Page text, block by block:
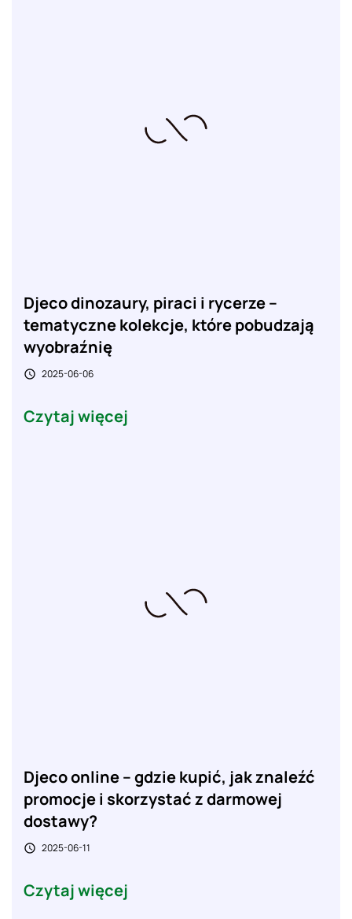
Djeco dinozaury, piraci i rycerze –
tematyczne kolekcje, które pobudzają
wyobraźnię
 2025-06-06
Czytaj więcej
Djeco online – gdzie kupić, jak znaleźć
promocje i skorzystać z darmowej
dostawy?
 2025-06-11
Czytaj więcej